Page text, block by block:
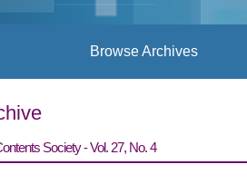
Browse Archives
Society - Vol. 27, No. 4